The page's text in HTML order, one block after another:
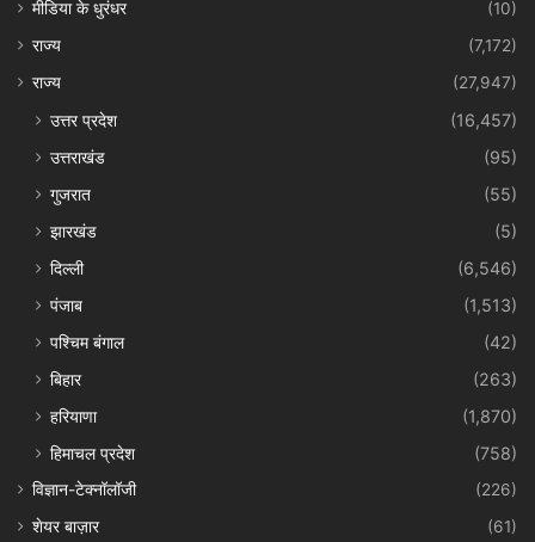
मीडिया के धुरंधर
(10)
राज्य
(7,172)
राज्य
(27,947)
उत्तर प्रदेश
(16,457)
उत्तराखंड
(95)
गुजरात
(55)
झारखंड
(5)
दिल्ली
(6,546)
पंजाब
(1,513)
पश्चिम बंगाल
(42)
बिहार
(263)
हरियाणा
(1,870)
हिमाचल प्रदेश
(758)
विज्ञान-टेक्नॉलॉजी
(226)
शेयर बाज़ार
(61)